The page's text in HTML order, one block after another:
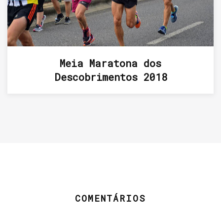
Meia Maratona dos
Descobrimentos 2018
COMENTÁRIOS